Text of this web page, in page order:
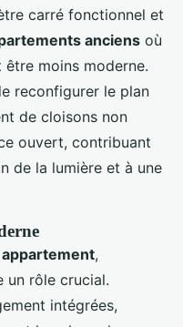
carré fonctionnel et
anciens où
moins moderne.
reconfigurer le plan
de cloisons non
ouvert, contribuant
de la lumière et à une
,
un rôle crucial.
intégrées,